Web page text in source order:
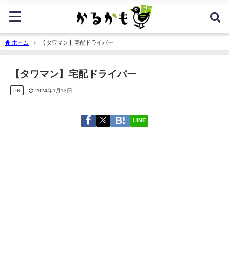
ホーム 【タワマン】宅配ドライバー
【タワマン】宅配ドライバー
PR 2024年1月13日
LINE